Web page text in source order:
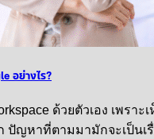
อย่างไร?
ด้วยตัวเอง เพ
ปัญหาที่ตามมามักจะเป็